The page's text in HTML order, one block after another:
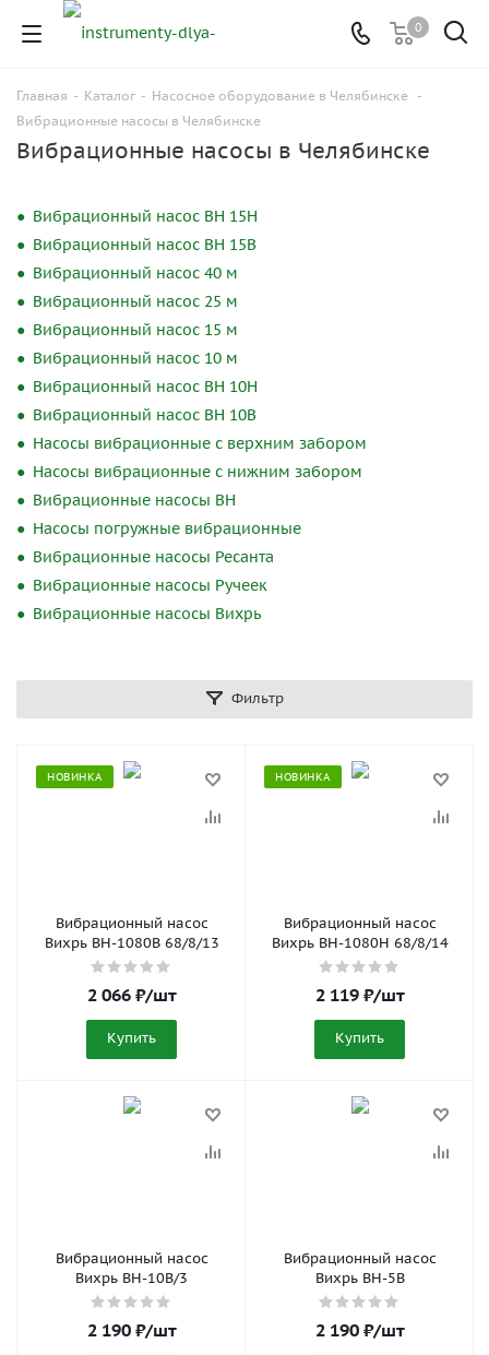
0
Главная - Каталог - Насосное оборудование в Челябинске -
Вибрационные насосы в Челябинске
Вибрационные насосы в Челябинске
Вибрационный насос ВН 15Н
Вибрационный насос ВН 15В
Вибрационный насос 40 м
Вибрационный насос 25 м
Вибрационный насос 15 м
Вибрационный насос 10 м
Вибрационный насос ВН 10Н
Вибрационный насос ВН 10В
Насосы вибрационные с верхним забором
Насосы вибрационные с нижним забором
Вибрационные насосы ВН
Насосы погружные вибрационные
Вибрационные насосы Ресанта
Вибрационные насосы Ручеек
Вибрационные насосы Вихрь
Фильтр
НОВИНКА
Вибрационный насос
Вихрь ВН-1080В 68/8/13
2 066₽/шт
Купить
НОВИНКА
Вибрационный насос
Вихрь ВН-1080Н 68/8/14
2 119₽/шт
Купить
Вибрационный насос
Вихрь ВН-10В/3
2 190₽/шт
Вибрационный насос
Вихрь ВН-5В
2 190₽/шт